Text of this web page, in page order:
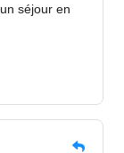
séjour en